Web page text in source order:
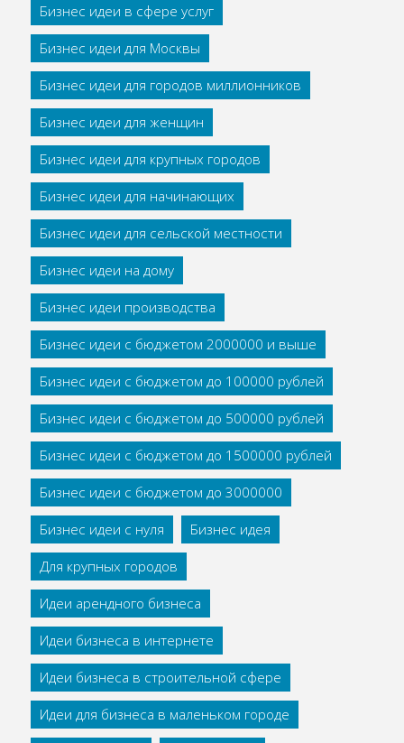
Бизнес идеи в сфере услуг
Бизнес идеи для Москвы
Бизнес идеи для городов миллионников
Бизнес идеи для женщин
Бизнес идеи для крупных городов
Бизнес идеи для начинающих
Бизнес идеи для сельской местности
Бизнес идеи на дому
Бизнес идеи производства
Бизнес идеи с бюджетом 2000000 и выше
Бизнес идеи с бюджетом до 100000 рублей
Бизнес идеи с бюджетом до 500000 рублей
Бизнес идеи с бюджетом до 1500000 рублей
Бизнес идеи с бюджетом до 3000000
Бизнес идеи с нуля
Бизнес идея
Для крупных городов
Идеи арендного бизнеса
Идеи бизнеса в интернете
Идеи бизнеса в строительной сфере
Идеи для бизнеса в маленьком городе